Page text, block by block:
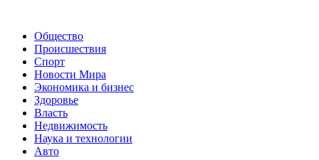
Общество
Происшествия
Спорт
Новости Мира
Экономика и бизнес
Здоровье
Власть
Недвижимость
Наука и технологии
Авто